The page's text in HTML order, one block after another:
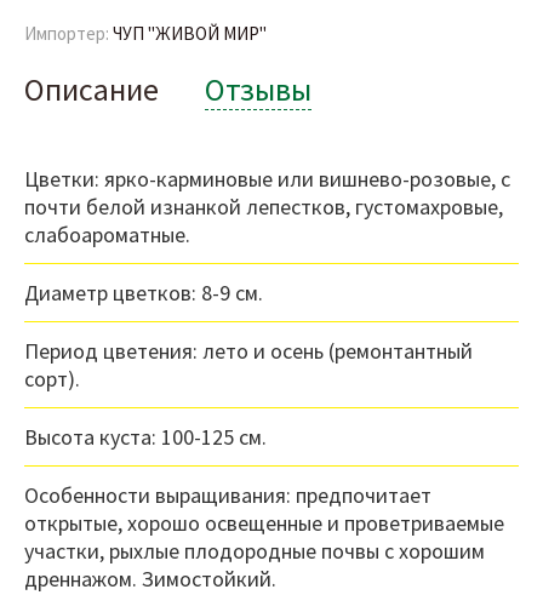
Импортер: ЧУП "ЖИВОЙ МИР"
Описание Отзывы
Цветки: ярко-карминовые или вишнево-розовые, с
почти белой изнанкой лепестков, густомахровые,
слабоароматные.
Диаметр цветков: 8-9 см.
Период цветения: лето и осень (ремонтантный
сорт).
Высота куста: 100-125 см.
Особенности выращивания: предпочитает
открытые, хорошо освещенные и проветриваемые
участки, рыхлые плодородные почвы с хорошим
дреннажом. Зимостойкий.